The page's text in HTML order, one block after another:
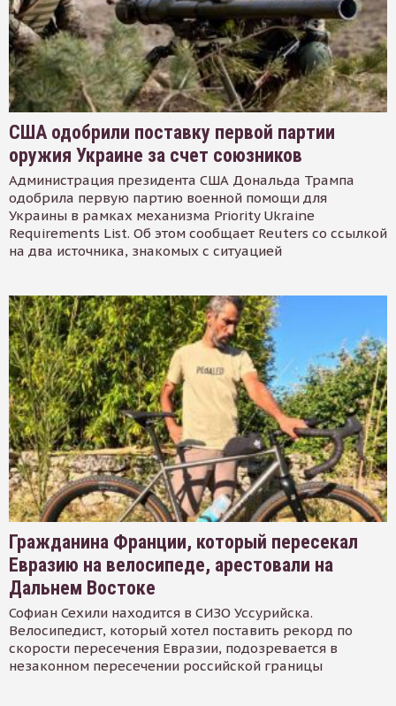
США одобрили поставку первой партии
оружия Украине за счет союзников
Администрация президента США Дональда Трампа
одобрила первую партию военной помощи для
Украины в рамках механизма Priority Ukraine
Requirements List. Об этом сообщает Reuters со ссылкой
на два источника, знакомых с ситуацией
Гражданина Франции, который пересекал
Евразию на велосипеде, арестовали на
Дальнем Востоке
Софиан Сехили находится в СИЗО Уссурийска.
Велосипедист, который хотел поставить рекорд по
скорости пересечения Евразии, подозревается в
незаконном пересечении российской границы